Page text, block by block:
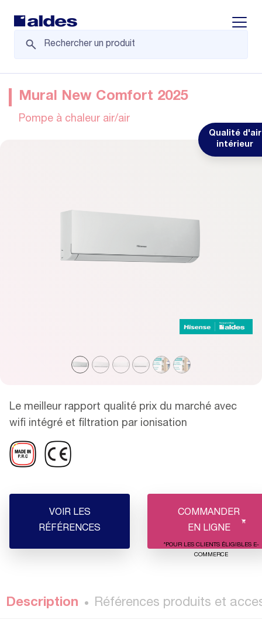
Qualité d'air
intérieur
Mural New Comfort 2025
Pompe à chaleur air/air
Le meilleur rapport qualité prix du marché avec
wifi intégré et filtration par ionisation
VOIR LES
RÉFÉRENCES
COMMANDER
EN LIGNE
*POUR LES CLIENTS ÉLIGIBLES E-
COMMERCE
Description Références produits et